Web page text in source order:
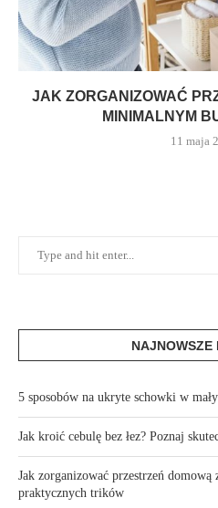
JAK ZORGANIZOWAĆ
MINIMALNYM
11 maja
NAJNOWSZE
5 sposobów na ukryte schowki w
Jak kroić cebulę bez łez? Poznaj
Jak zorganizować przestrzeń
praktycznych trików